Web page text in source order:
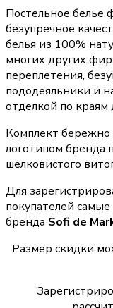
Постельное белье
безупречное
белья из 100%
многих других
переплетения,
пододеяльники и
отделкой по
Комплект бережно
логотипом бренда
шелковистого
Для
покупателей
бренда Sofi de
Размер скидки